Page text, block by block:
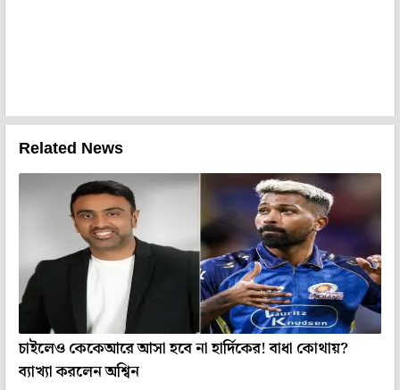
Related News
চাইলেও কেকেআরে আসা হবে না হার্দিকের! বাধা কোথায়?
ব্যাখ্যা করলেন অশ্বিন